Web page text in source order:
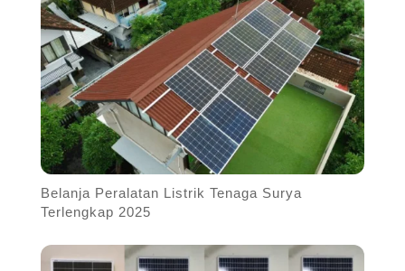
Belanja Peralatan Listrik Tenaga Surya
Terlengkap 2025